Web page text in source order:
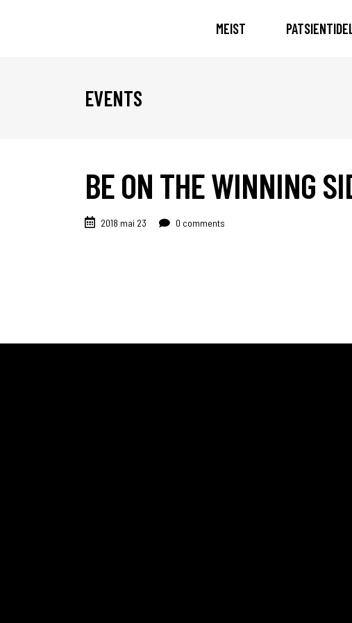
MEIST
EVENTS
BE ON THE WINNING
2018 mai 23 0 comments